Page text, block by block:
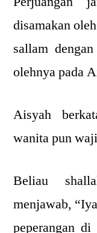
disamakan
sallam
olehnya pada
Aisyah
wanita pun
Beliau
menjawab,
peperangan